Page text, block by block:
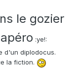
le gozier
:ye!:
d'un diplodocus.
la fiction.